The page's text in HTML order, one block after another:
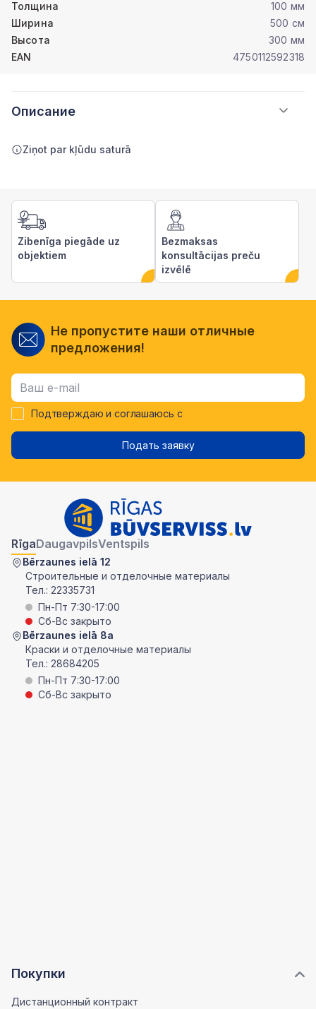
Толщина
100 мм
Ширина
500 см
Высота
300 мм
EAN
4750112592318
Описание
Ziņot par kļūdu saturā
Zibenīga piegāde uz
objektiem
Bezmaksas
konsultācijas preču
izvēlē
Не пропустите наши отличные
предложения!
Подтверждаю и соглашаюсь с
Подать заявку
Покупки
Дистанционный контракт
RīgaDaugavpilsVentspils
Bērzaunes ielā 12
Строительные и отделочные материалы
Тел.: 22335731
Пн-Пт 7:30-17:00
Сб-Вс закрыто
Bērzaunes ielā 8a
Краски и отделочные материалы
Тел.: 28684205
Пн-Пт 7:30-17:00
Сб-Вс закрыто